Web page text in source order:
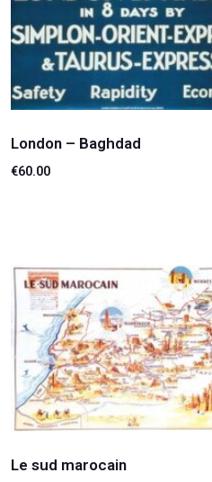
London – Baghdad
€60.00
Le sud marocain